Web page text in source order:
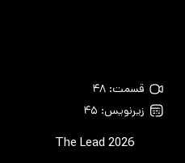
قسمت: ۴۸
زیرنویس: ۴۵
The Lead2026